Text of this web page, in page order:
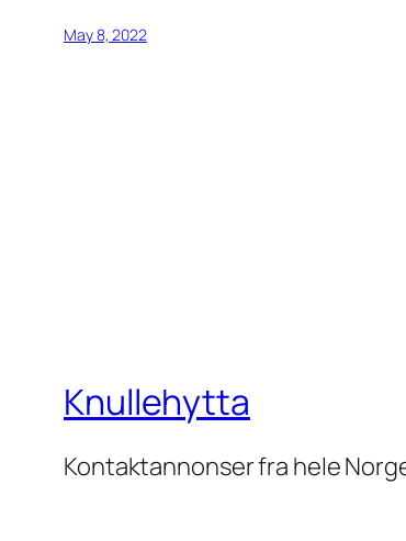
May 8, 2022
Knullehytta
Kontaktannonser fra hele